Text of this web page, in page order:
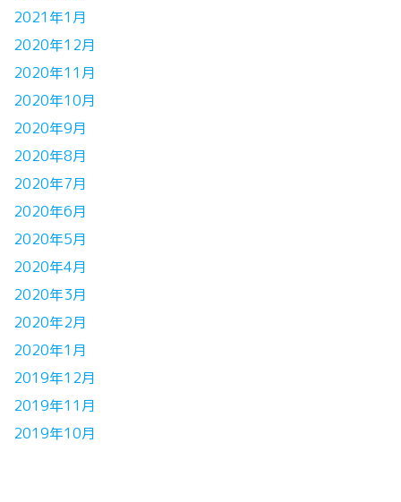
2021年1月
2020年12月
2020年11月
2020年10月
2020年9月
2020年8月
2020年7月
2020年6月
2020年5月
2020年4月
2020年3月
2020年2月
2020年1月
2019年12月
2019年11月
2019年10月